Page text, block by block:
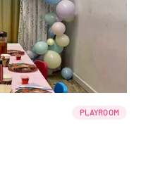
PLAYROOM